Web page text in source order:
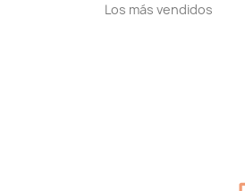
Los más vendidos